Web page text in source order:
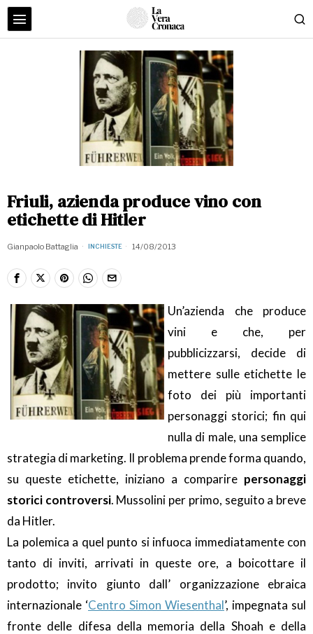
Friuli, azienda produce vino con
etichette di Hitler
Gianpaolo Battaglia INCHIESTE 14/08/2013
Un’azienda che produce
vini e che, per
pubblicizzarsi, decide di
mettere sulle etichette le
foto dei più importanti
personaggi storici; fin qui
nulla di male, una semplice
strategia di marketing. Il problema prende forma quando,
su queste etichette, iniziano a comparire personaggi
storici controversi. Mussolini per primo, seguito a breve
da Hitler.
La polemica a quel punto si infuoca immediatamente con
tanto di inviti, arrivati in queste ore, a boicottare il
prodotto; invito giunto dall’ organizzazione ebraica
internazionale ‘Centro Simon Wiesenthal’, impegnata sul
fronte delle difesa della memoria della Shoah e della